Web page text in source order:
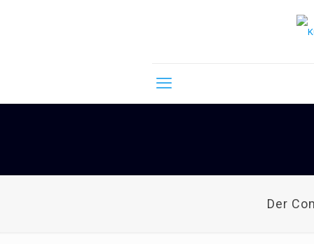
Der